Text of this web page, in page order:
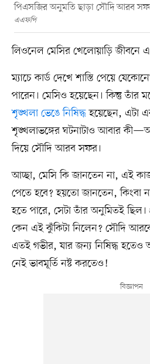
পিএসজির অনুমতি ছাড়া সৌদি আরব
এএফপি
লিওনেল মেসির খেলোয়াড়ি জীবনে
ম্যাচে কার্ড দেখে শাস্তি পেয়ে
পারেন। মেসিও হয়েছেন। কিন্তু তাঁর
শৃঙ্খলা ভেঙে নিষিদ্ধহয়েছেন, এটা
শৃঙ্খলাভঙ্গের ঘটনাটাও আবার
দিয়ে সৌদি আরব সফর।
আচ্ছা, মেসি কি জানতেন না, এই
পেতে হবে? হয়তো জানতেন, কিংবা
হতে পারে, সেটা তাঁর অনুমিতই ছিল।
কেন এই ঝুঁকিটা নিলেন? সৌদি
এতই গভীর, যার জন্য নিষিদ্ধ হতেও
নেই ভাবমূর্তি নষ্ট করতেও!